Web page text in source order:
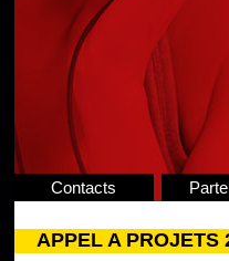
Contacts
APPEL A PROJETS